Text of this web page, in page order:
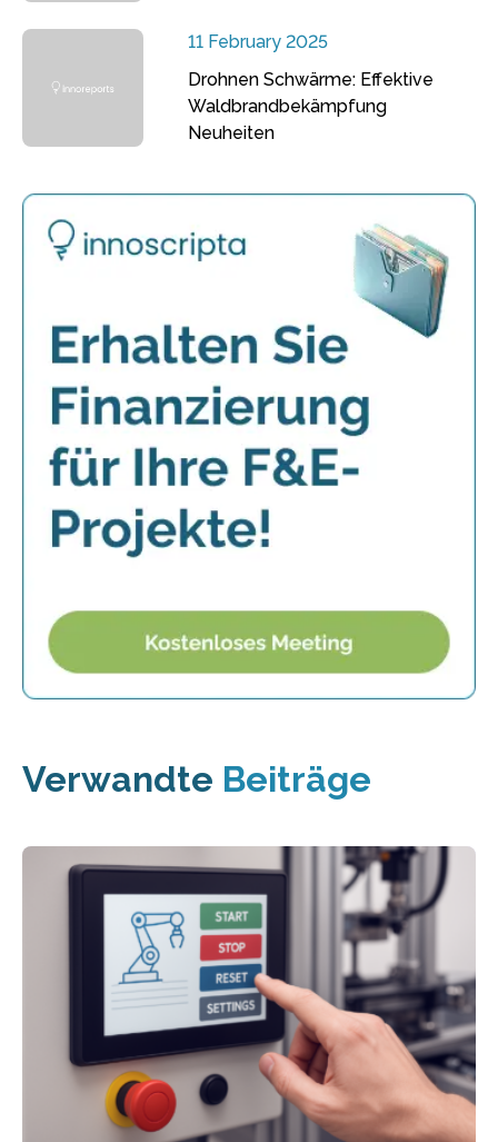
11 February 2025
Drohnen Schwärme: Effektive
Waldbrandbekämpfung
Neuheiten
Verwandte Beiträge